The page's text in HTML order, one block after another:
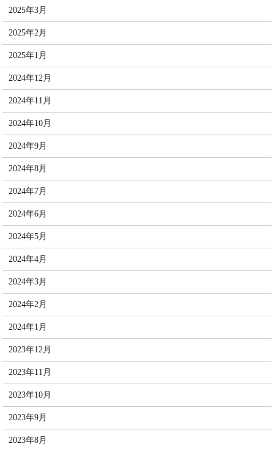
2025年3月
2025年2月
2025年1月
2024年12月
2024年11月
2024年10月
2024年9月
2024年8月
2024年7月
2024年6月
2024年5月
2024年4月
2024年3月
2024年2月
2024年1月
2023年12月
2023年11月
2023年10月
2023年9月
2023年8月